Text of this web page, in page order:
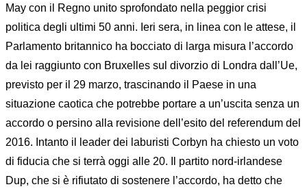
May con il Regno unito sprofondato nella peggior crisi
politica degli ultimi 50 anni. Ieri sera, in linea con le attese, il
Parlamento britannico ha bocciato di larga misura l’accordo
da lei raggiunto con Bruxelles sul divorzio di Londra dall’Ue,
previsto per il 29 marzo, trascinando il Paese in una
situazione caotica che potrebbe portare a un’uscita senza un
accordo o persino alla revisione dell’esito del referendum del
2016. Intanto il leader dei laburisti Corbyn ha chiesto un voto
di fiducia che si terrà oggi alle 20. Il partito nord-irlandese
Dup, che si è rifiutato di sostenere l’accordo, ha detto che